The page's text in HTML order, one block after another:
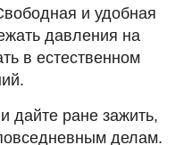
и удобная
давления на
в естественном
дайте ране зажить,
делам.